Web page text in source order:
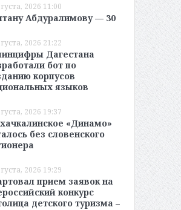
2026 11:00
Абдуралимову — 30
2026 21:22
Дагестана
бот по
корпусов
языков
2026 19:37
«Динамо»
без словенского
2026 19:29
прием заявок на
конкурс
детского туризма –